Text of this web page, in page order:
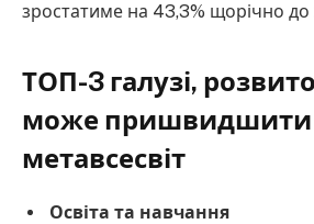
зростатиме на 43,3% щорічно до
ТОП-3 галузі,
може пришвидшити
метавсесвіт
Освіта та навчання